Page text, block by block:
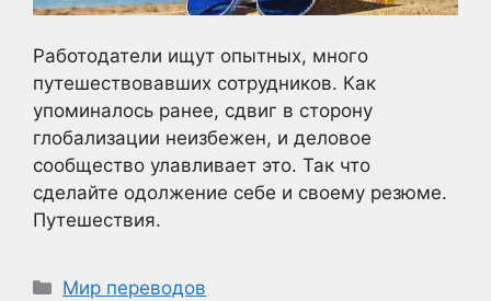
Работодатели ищут опытных, много
путешествовавших сотрудников. Как
упоминалось ранее, сдвиг в сторону
глобализации неизбежен, и деловое
сообщество улавливает это. Так что
сделайте одолжение себе и своему резюме.
Путешествия.
Рубрики
Мир переводов